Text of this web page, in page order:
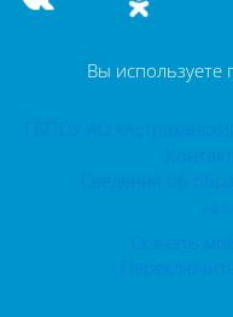
Вы используете
ГБПОУ АО
Сведения об
Скачать